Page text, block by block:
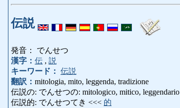
伝説
発音： でんせつ
漢字： 伝 , 説
キーワード： 伝説
翻訳： mitologia, mito, leggenda, tradizione
伝説の: でんせつの: mitologico, mitico, leggendario
伝説的: でんせつてき <<< 的